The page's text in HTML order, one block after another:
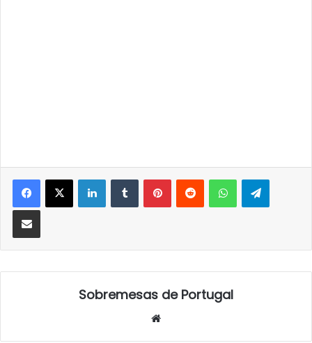
LinkedInTumblrPinterestReddit WhatsApp
Partilhar Via Email
Sobremesas de Portugal